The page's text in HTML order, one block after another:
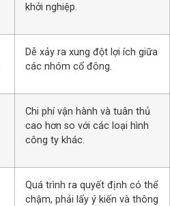
khởi nghiệp.
Dễ xảy ra xung đột lợi ích giữa
các nhóm cổ đông.
Chi phí vận hành và tuân thủ
cao hơn so với các loại hình
công ty khác.
Quá trình ra quyết định có thể
chậm, phải lấy ý kiến và thông